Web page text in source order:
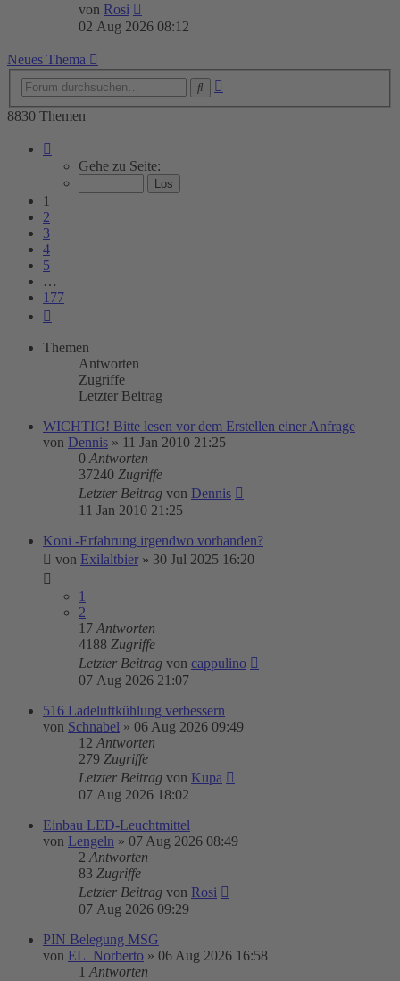
von Rosi
Beitrag
02 Aug 2026 08:12
Neues Thema
8830 Themen
von
Gehe zu Seite:
1
2
3
4
5
…
177
Themen
Antworten
Zugriffe
Letzter Beitrag
WICHTIG! Bitte lesen vor dem Erstellen einer Anfrage
von Dennis » 11 Jan 2010 21:25
0 Antworten
37240 Zugriffe
Letzter Beitrag von Dennis
11 Jan 2010 21:25
Koni -Erfahrung irgendwo vorhanden?
von Exilaltbier » 30 Jul 2025 16:20
1
2
17 Antworten
4188 Zugriffe
Letzter Beitrag von cappulino
07 Aug 2026 21:07
516 Ladeluftkühlung verbessern
von Schnabel » 06 Aug 2026 09:49
12 Antworten
279 Zugriffe
Letzter Beitrag von Kupa
07 Aug 2026 18:02
Einbau LED-Leuchtmittel
von Lengeln » 07 Aug 2026 08:49
2 Antworten
83 Zugriffe
Letzter Beitrag von Rosi
07 Aug 2026 09:29
PIN Belegung MSG
von EL_Norberto » 06 Aug 2026 16:58
1 Antworten